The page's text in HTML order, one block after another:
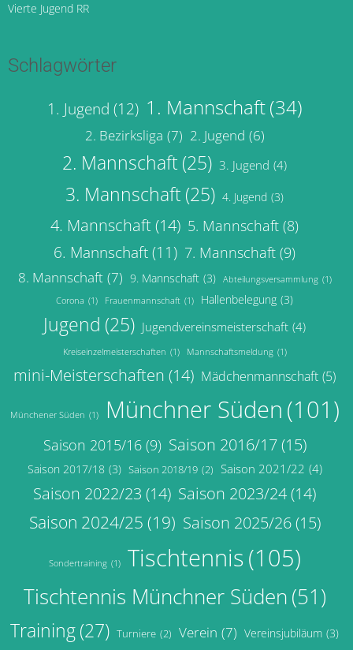
Vierte Jugend RR
Schlagwörter
1. Jugend (12) 1. Mannschaft(34)
2. Bezirksliga (7) 2. Jugend (6)
2. Mannschaft (25) 3. Jugend (4)
3. Mannschaft (25) 4. Jugend (3)
4. Mannschaft(14) 5. Mannschaft (8)
6. Mannschaft(11) 7. Mannschaft (9)
8. Mannschaft (7) 9. Mannschaft (3) Abteilungsversammlung (1)
Corona (1) Frauenmannschaft (1) Hallenbelegung (3)
Jugend (25) Jugendvereinsmeisterschaft (4)
Kreiseinzelmeisterschaften (1) Mannschaftsmeldung (1)
mini-Meisterschaften (14) Mädchenmannschaft (5)
Münchener Süden (1) Münchner Süden (101)
Saison 2015/16 (9) Saison 2016/17(15)
Saison 2017/18 (3) Saison 2018/19 (2) Saison 2021/22 (4)
Saison 2022/23 (14) Saison 2023/24(14)
Saison 2024/25 (19) Saison 2025/26(15)
Sondertraining (1) Tischtennis(105)
Tischtennis Münchner Süden(51)
Training(27) Turniere (2) Verein (7) Vereinsjubiläum (3)